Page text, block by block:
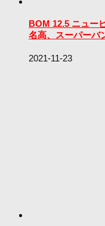
BOM 12.5 ニュー
名高、スーパーバ
2021-11-23